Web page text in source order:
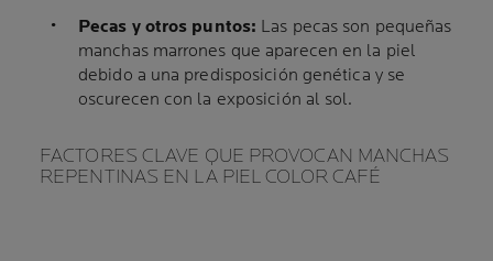
Pecas y otros puntos: Las pecas son pequeñas
manchas marrones que aparecen en la piel
debido a una predisposición genética y se
oscurecen con la exposición al sol.
FACTORES CLAVE QUE PROVOCAN MANCHAS
REPENTINAS EN LA PIEL COLOR CAFÉ